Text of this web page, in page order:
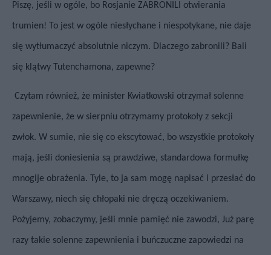
Piszę, jeśli w ogóle, bo Rosjanie ZABRONILI otwierania
trumien! To jest w ogóle niesłychane i niespotykane, nie daje
się wytłumaczyć absolutnie niczym. Dlaczego zabronili? Bali
się klątwy Tutenchamona, zapewne?
Czytam również, że minister Kwiatkowski otrzymał solenne
zapewnienie, że w sierpniu otrzymamy protokoły z sekcji
zwłok. W sumie, nie się co ekscytować, bo wszystkie protokoły
mają, jeśli doniesienia są prawdziwe, standardowa formułkę
mnogije obrażenia. Tyle, to ja sam mogę napisać i przesłać do
Warszawy, niech się chłopaki nie dręczą oczekiwaniem.
Pożyjemy, zobaczymy, jeśli mnie pamięć nie zawodzi, Już parę
razy takie solenne zapewnienia i buńczuczne zapowiedzi na